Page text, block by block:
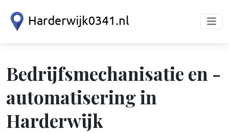
Bedrijfsmechanisatie en -
automatisering in
Harderwijk